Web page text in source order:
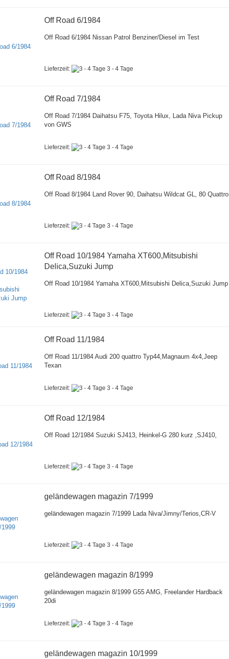
Off Road 6/1984
Off Road 6/1984 Nissan Patrol Benziner/Diesel im Test
Lieferzeit: 3 - 4 Tage
Off Road 7/1984
Off Road 7/1984 Daihatsu F75, Toyota Hilux, Lada Niva Pickup
von GWS
Lieferzeit: 3 - 4 Tage
Off Road 8/1984
Off Road 8/1984 Land Rover 90, Daihatsu Wildcat GL, 80 Quattro
Lieferzeit: 3 - 4 Tage
Off Road 10/1984 Yamaha XT600,Mitsubishi
Delica,Suzuki Jump
Off Road 10/1984 Yamaha XT600,Mitsubishi Delica,Suzuki Jump
Lieferzeit: 3 - 4 Tage
Off Road 11/1984
Off Road 11/1984 Audi 200 quattro Typ44,Magnaum 4x4,Jeep
Texan
Lieferzeit: 3 - 4 Tage
Off Road 12/1984
Off Road 12/1984 Suzuki SJ413, Heinkel-G 280 kurz ,SJ410,
Lieferzeit: 3 - 4 Tage
geländewagen magazin 7/1999
geländewagen magazin 7/1999 Lada Niva/Jimny/Terios,CR-V
Lieferzeit: 3 - 4 Tage
geländewagen magazin 8/1999
geländewagen magazin 8/1999 G55 AMG, Freelander Hardback
20di
Lieferzeit: 3 - 4 Tage
geländewagen magazin 10/1999